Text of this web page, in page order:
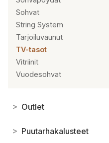
Sohvat
String System
Tarjoiluvaunut
TV-tasot
Vitriinit
Vuodesohvat
> Outlet
> Puutarhakalusteet